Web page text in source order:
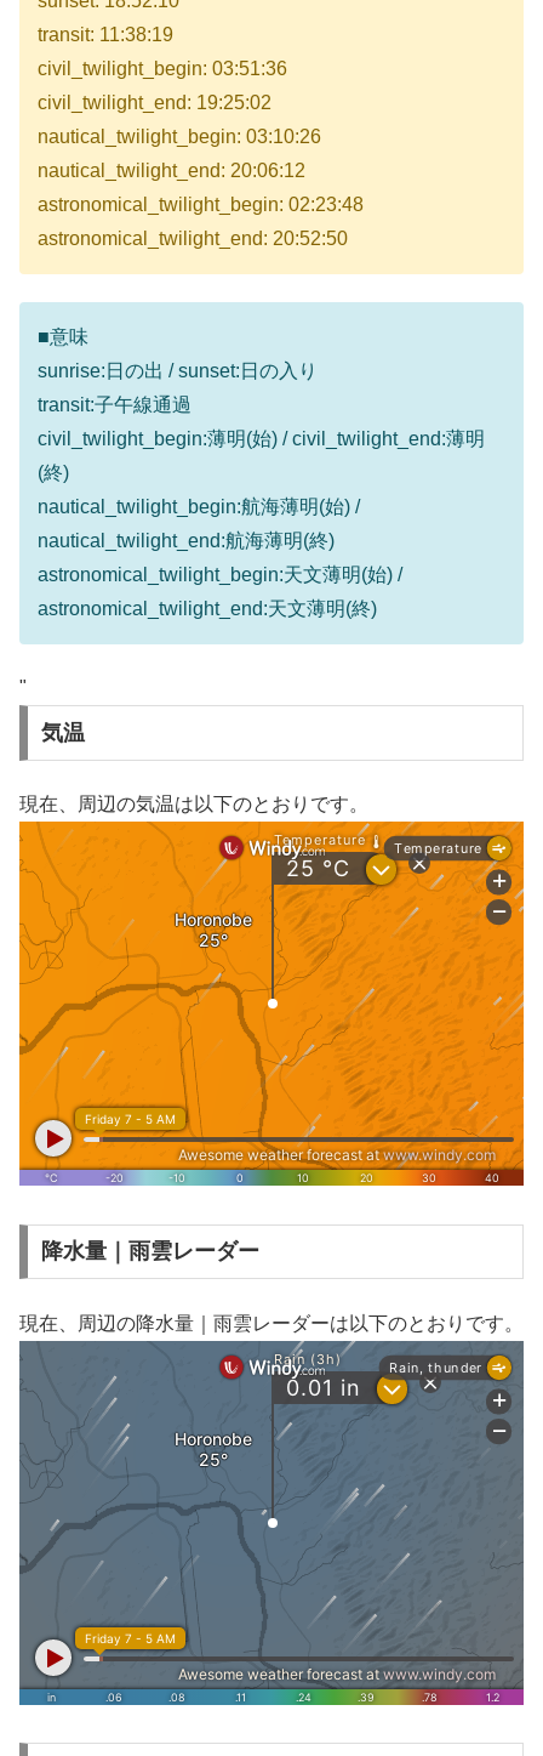
transit: 11:38:19
civil_twilight_begin: 03:51:36
civil_twilight_end: 19:25:02
nautical_twilight_begin: 03:10:26
nautical_twilight_end: 20:06:12
astronomical_twilight_begin: 02:23:48
astronomical_twilight_end: 20:52:50
■意味
sunrise:日の出 / sunset:日の入り
transit:子午線通過
civil_twilight_begin:薄明(始) / civil_twilight_end:薄明
(終)
nautical_twilight_begin:航海薄明(始) /
nautical_twilight_end:航海薄明(終)
astronomical_twilight_begin:天文薄明(始) /
astronomical_twilight_end:天文薄明(終)
"
気温
現在、周辺の気温は以下のとおりです。
降水量｜雨雲レーダー
現在、周辺の降水量｜雨雲レーダーは以下のとおりです。